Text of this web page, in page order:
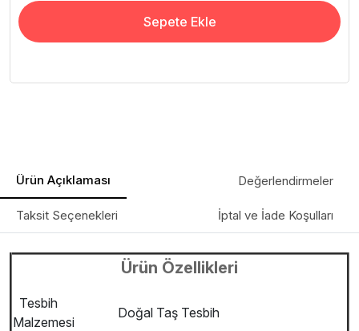
Sepete Ekle
Ürün Açıklaması Değerlendirmeler
Taksit Seçenekleri İptal ve İade Koşulları
Ürün Özellikleri
Tesbih
Malzemesi
Doğal Taş Tesbih